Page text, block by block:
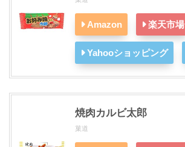
Amazon 楽天市場
Yahooショッピング
焼肉カルビ太郎
菓道